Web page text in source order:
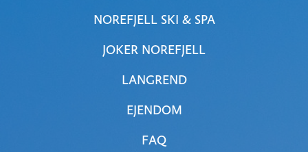
NOREFJELL SKI & SPA
JOKER NOREFJELL
LANGREND
EJENDOM
FAQ